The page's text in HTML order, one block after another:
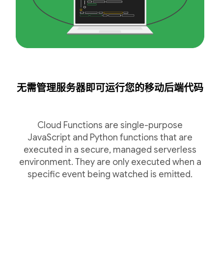
无需管理服务器即可运行您的移动后端代码
Cloud Functions are single-purpose
JavaScript and Python functions that are
executed in a secure, managed serverless
environment. They are only executed when a
specific event being watched is emitted.